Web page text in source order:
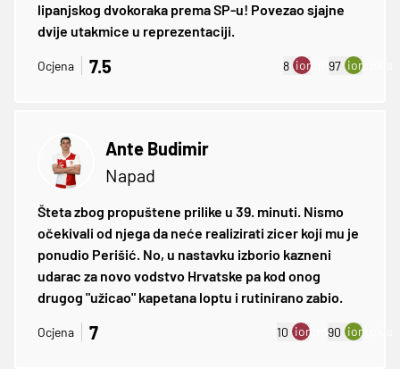
lipanjskog dvokoraka prema SP-u! Povezao sjajne
dvije utakmice u reprezentaciji.
Ocjena 7.5 8 ion:minus
97 ion:plus
Ante Budimir
Napad
Šteta zbog propuštene prilike u 39. minuti. Nismo
očekivali od njega da neće realizirati zicer koji mu je
ponudio Perišić. No, u nastavku izborio kazneni
udarac za novo vodstvo Hrvatske pa kod onog
drugog "užicao" kapetana loptu i rutinirano zabio.
Ocjena 7 10 ion:minus
90 ion:plus